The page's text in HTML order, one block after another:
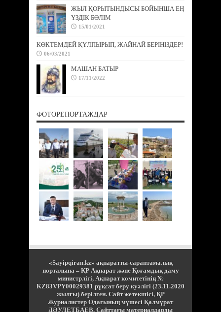
ЖЫЛ ҚОРЫТЫНДЫСЫ БОЙЫНША ЕҢ
ҮЗДІК БӨЛІМ
15/01/2021
КӨКТЕМДЕЙ ҚҰЛПЫРЫП, ЖАЙНАЙ БЕРІҢІЗДЕР!
06/03/2021
МАШАН БАТЫР
17/11/2022
ФОТОРЕПОРТАЖДАР
«Sayipqiran.kz» ақпаратты-сараптамалық
порталына – ҚР Ақпарат және Қоғамдық даму
министрлігі, Ақпарат комитетінің №
KZ83VPY00029381 рұқсат беру куәлігі (23.11.2020
жылғы) берілген. Сайт жетекшісі, ҚР
Журналистер Одағының мүшесі Қалмұрат
ДӘУЛЕТБАЕВ. Сайттағы материалдарды